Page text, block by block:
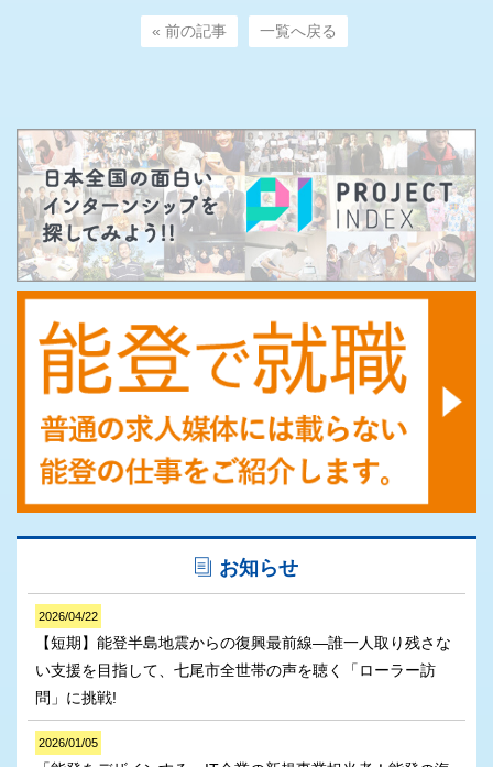
« 前の記事 一覧へ戻る
お知らせ
2026/04/22
【短期】能登半島地震からの復興最前線―誰一人取り残さな
い支援を目指して、七尾市全世帯の声を聴く「ローラー訪
問」に挑戦!
2026/01/05